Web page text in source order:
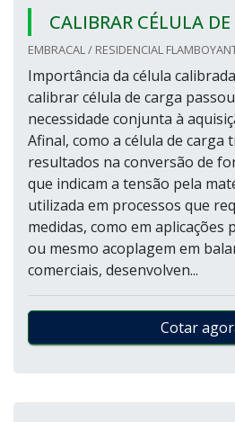
CALIBRAR CÉLULA
EMBRACAL / RESIDENCIAL
Importância da célula
calibrar célula de carga
necessidade conjunta à
Afinal, como a célula de carga
resultados na conversão de
que indicam a tensão pela
utilizada em processos que
medidas, como em aplicações
ou mesmo acoplagem em
comerciais, desenvolven...
Cotar